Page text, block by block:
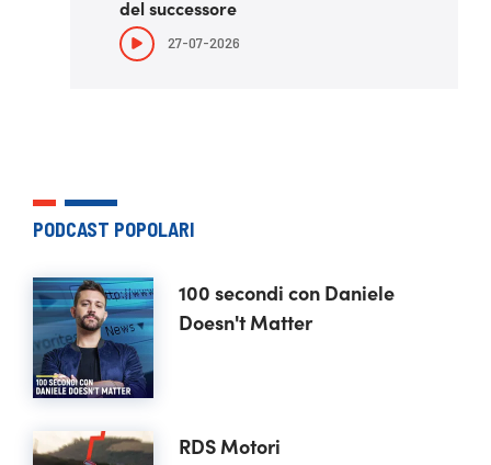
del successore
27-07-2026
PODCAST POPOLARI
100 secondi con Daniele
Doesn't Matter
RDS Motori